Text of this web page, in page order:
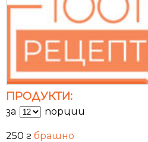
ПРОДУКТИ:
за порции
250 г брашно